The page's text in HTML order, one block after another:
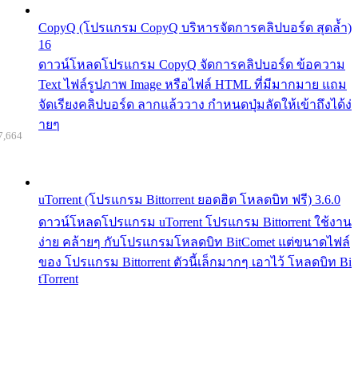
CopyQ (โปรแกรม CopyQ บริหารจัดการคลิปบอร์ด สุดล้ำ)
16
ดาวน์โหลดโปรแกรม CopyQ จัดการคลิปบอร์ด ข้อความ
Text ไฟล์รูปภาพ Image หรือไฟล์ HTML ที่มีมากมาย แถม
จัดเรียงคลิปบอร์ด ลากแล้ววาง กำหนดปุ่มลัดให้เข้าถึงได้ง่
ายๆ
uTorrent (โปรแกรม Bittorrent ยอดฮิต โหลดบิท ฟรี) 3.6.0
ดาวน์โหลดโปรแกรม uTorrent โปรแกรม Bittorrent ใช้งาน
ง่าย คล้ายๆ กับโปรแกรมโหลดบิท BitComet แต่ขนาดไฟล์
ของ โปรแกรม Bittorrent ตัวนี้เล็กมากๆ เอาไว้ โหลดบิท Bi
tTorrent